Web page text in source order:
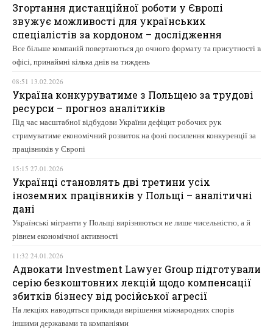
Згортання дистанційної роботи у Європі
звужує можливості для українських
спеціалістів за кордоном – дослідження
Все більше компаній повертаються до очного формату та присутності в
офісі, принаймні кілька днів на тиждень
08:51 13.02.2026
Україна конкуруватиме з Польщею за трудові
ресурси – прогноз аналітиків
Під час масштабної відбудови України дефіцит робочих рук
стримуватиме економічний розвиток на фоні посилення конкуренції за
працівників у Європі
15:15 27.01.2026
Українці становлять дві третини усіх
іноземних працівників у Польщі – аналітичні
дані
Українські мігранти у Польщі вирізняються не лише чисельністю, а й
рівнем економічної активності
11:32 24.01.2026
Адвокати Investment Lawyer Group підготували
серію безкоштовних лекцій щодо компенсації
збитків бізнесу від російської агресії
На лекціях наводяться приклади вирішення міжнародних спорів
іншими державами та компаніями